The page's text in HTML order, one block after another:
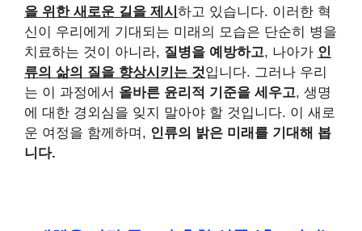
을 위한 새로운 길을 제시 하고 있습니다. 이러한 혁
신이 우리에게 기대되는 미래의 모습은 단순히 병을
치료하는 것이 아니라, 질병을 예방하고, 나아가 인
류의 삶의 질을 향상시키는 것입니다. 그러나 우리
는 이 과정에서 올바른 윤리적 기준을 세우고, 생명
에 대한 경외심을 잊지 말아야 할 것입니다. 이 새로
운 여정을 함께하며, 인류의 밝은 미래를 기대해 봅
니다.